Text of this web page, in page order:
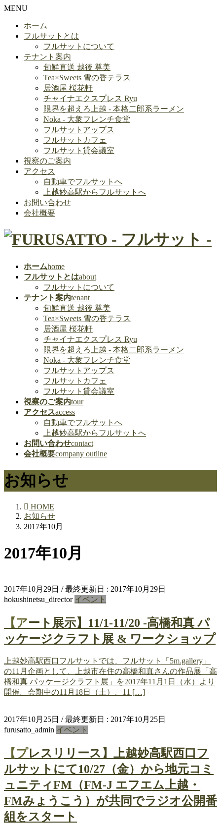
MENU
ホーム
フルサットとは
フルサットについて
テナント案内
旬鮮直送 越後 尊美
Tea×Sweets 雪の香テラス
居酒屋 桜花軒
チャイナエクスプレス Ryu
限界を超えろ上越 - 本格二郎系ラーメン
Noka - 大衆フレンチ食堂
フルサットアップス
フルサットカフェ
フルサット貸会議室
視察のご案内
アクセス
自動車でフルサットへ
上越妙高駅からフルサットへ
お問い合わせ
会社概要
ホームhome
フルサットとはabout
フルサットについて
テナント案内tenant
旬鮮直送 越後 尊美
Tea×Sweets 雪の香テラス
居酒屋 桜花軒
チャイナエクスプレス Ryu
限界を超えろ上越 - 本格二郎系ラーメン
Noka - 大衆フレンチ食堂
フルサットアップス
フルサットカフェ
フルサット貸会議室
視察のご案内tour
アクセスaccess
自動車でフルサットへ
上越妙高駅からフルサットへ
お問い合わせcontact
会社概要company outline
お知らせ
HOME
お知らせ
2017年10月
2017年10月
2017年10月29日 / 最終更新日 : 2017年10月29日
hokushinetsu_director イベント
【アート展示】11/1-11/20 -高橋和真 パ
ッケージクラフト展 & ワークショップ
上越妙高駅西口フルサットでは、フルサット「5m.gallery」
の11月企画として、上越市在住の高橋和真さんの作品展「高
橋和真 パッケージクラフト展」を2017年11月1日（水）より
開催。会期中の11月18日（土）、11 […]
2017年10月25日 / 最終更新日 : 2017年10月25日
furusatto_admin イベント
【プレスリリース】上越妙高駅西口フ
ルサットにて10/27（金）から地元コミ
ュニティFM（FM-J エフエム上越・
FMみょうこう）が共同でラジオ公開番
組をスタート